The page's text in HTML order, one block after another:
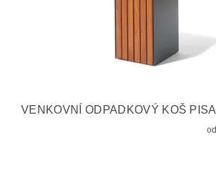
VENKOVNÍ ODPADKOVÝ KOŠ PISA